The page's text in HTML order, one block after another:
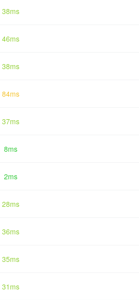
38ms
46ms
38ms
84ms
37ms
8ms
2ms
28ms
36ms
35ms
31ms